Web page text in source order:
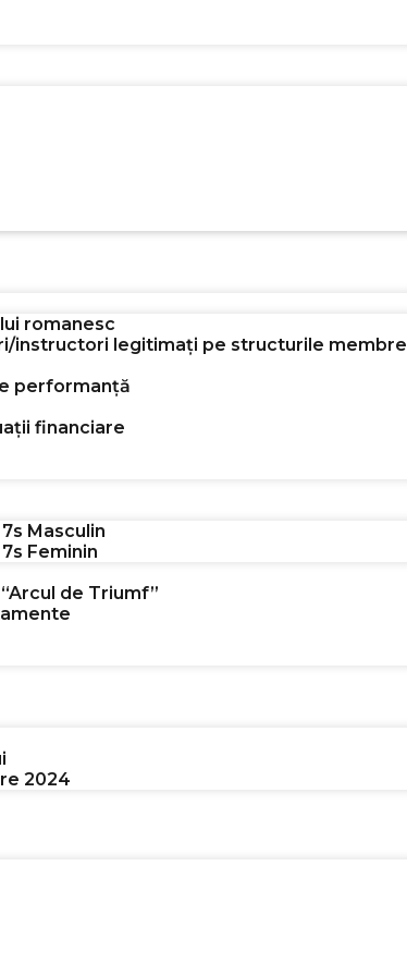
romanesc
instructori legitimați pe structurile membre
performanță
financiare
Masculin
Feminin
de Triumf”
2024